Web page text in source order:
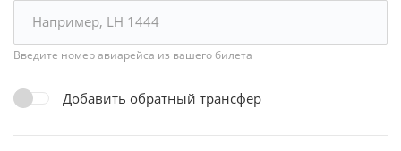
Введите номер авиарейса из вашего билета
Добавить обратный трансфер